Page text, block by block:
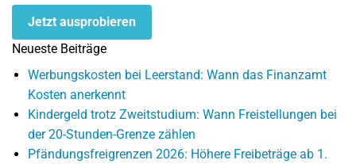
Jetzt ausprobieren
Neueste Beiträge
Werbungskosten bei Leerstand: Wann das Finanzamt
Kosten anerkennt
Kindergeld trotz Zweitstudium: Wann Freistellungen bei
der 20-Stunden-Grenze zählen
Pfändungsfreigrenzen 2026: Höhere Freibeträge ab 1.